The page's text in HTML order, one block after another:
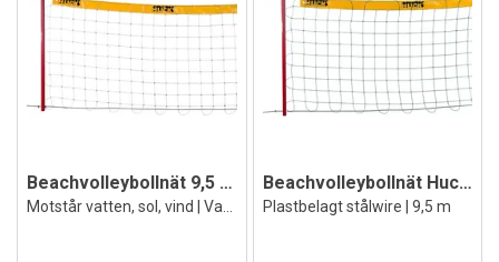
Beachvolleybollnät 9,5 m av stålvajer Beachvolleybollnät Huck Dralo
Plastbelagt stålwire | 9,5 m